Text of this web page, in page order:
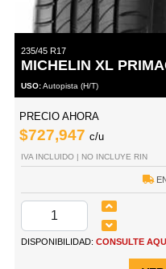
235/45 R17
MICHELIN XL
USO:Autopista (H/T)
PRECIO AHORA
$727,947 c/u
IVA INCLUIDO | NO INCLUYE RIN
DISPONIBILIDAD: CONSULTE AQUÍ